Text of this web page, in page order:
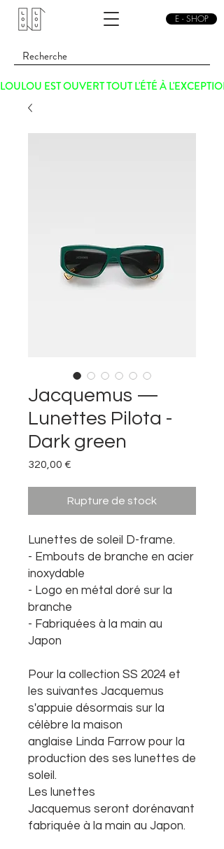
E - SHOP
LOULOU EST OUVERT TOUT L'ÉTÉ À
Jacquemus —
Lunettes Pilota -
Dark green
320,00 €
Rupture de stock
Lunettes de soleil D-frame.
- Embouts de branche en acier
inoxydable
- Logo en métal doré sur la
branche
- Fabriquées à la main au
Japon
Pour la collection SS 2024 et
les suivantes Jacquemus
s'appuie désormais sur la
célèbre la maison
anglaise Linda Farrow pour la
production des ses lunettes de
soleil.
Les lunettes
Jacquemus seront dorénavant
fabriquée à la main au Japon.